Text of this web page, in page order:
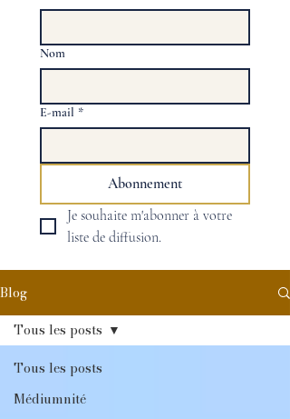
Nom
E-mail *
Abonnement
Je souhaite m'abonner à votre
liste de diffusion.
Blog
Tous les posts
Médiumnité
Tous les posts